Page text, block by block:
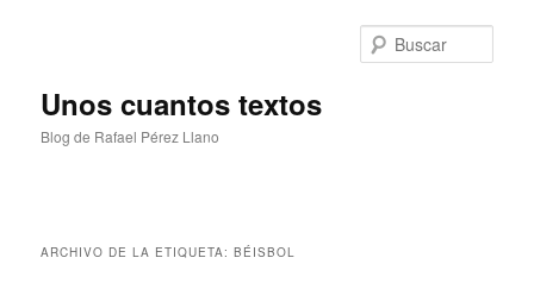
Unos cuantos textos
Blog de Rafael Pérez Llano
ARCHIVO DE LA ETIQUETA:BÉISBOL